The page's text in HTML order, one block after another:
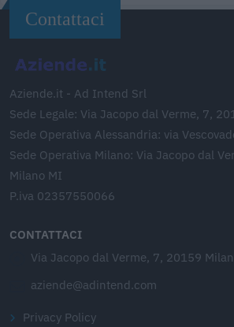
Contattaci
Aziende.it - Ad Intend Srl
Sede Legale: Via Jacopo dal Verme, 7,
Sede Operativa Alessandria: via
Sede Operativa Milano: Via Jacopo dal
Milano MI
P.iva 02357550066
CONTATTACI
Via Jacopo dal Verme, 7, 20159
aziende@adintend.com
Privacy Policy